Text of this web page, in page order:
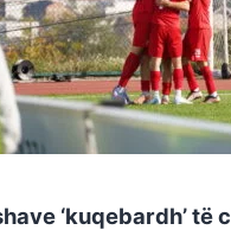
‘kuqebardh’